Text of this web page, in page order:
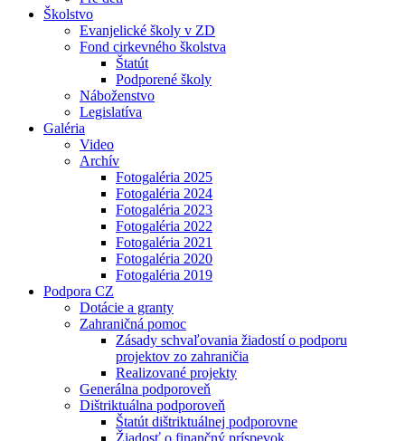
Školstvo
Evanjelické školy v ZD
Fond cirkevného školstva
Štatút
Podporené školy
Náboženstvo
Legislatíva
Galéria
Video
Archív
Fotogaléria 2025
Fotogaléria 2024
Fotogaléria 2023
Fotogaléria 2022
Fotogaléria 2021
Fotogaléria 2020
Fotogaléria 2019
Podpora CZ
Dotácie a granty
Zahraničná pomoc
Zásady schvaľovania žiadostí o podporu
projektov zo zahraničia
Realizované projekty
Generálna podporoveň
Dištriktuálna podporoveň
Štatút dištriktuálnej podporovne
Žiadosť o finančný príspevok